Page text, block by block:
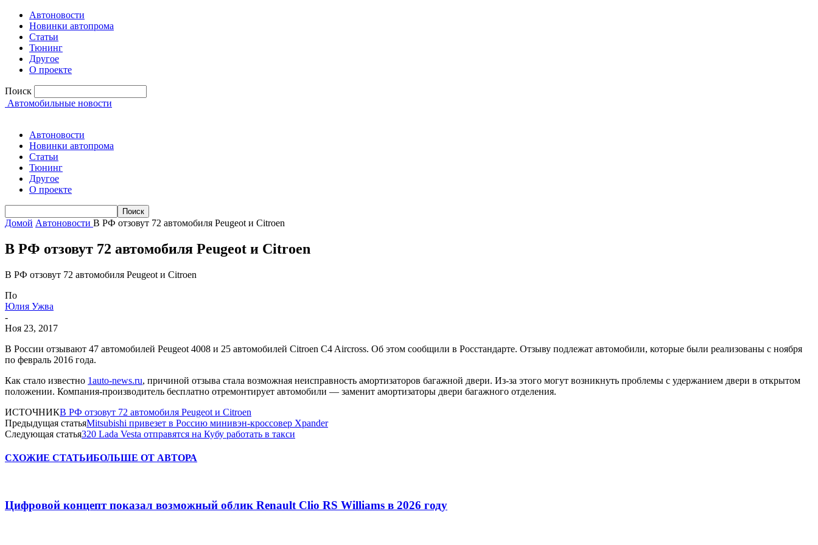
Автоновости
Новинки автопрома
Статьи
Тюнинг
Другое
О проекте
Поиск
Автомобильные новости
Автоновости
Новинки автопрома
Статьи
Тюнинг
Другое
О проекте
Домой Автоновости В РФ отзовут 72 автомобиля Peugeot и Citroen
В РФ отзовут 72 автомобиля Peugeot и Citroen
В РФ отзовут 72 автомобиля Peugeot и Citroen
По
Юлия Ужва
-
Ноя 23, 2017
В России отзывают 47 автомобилей Peugeot 4008 и 25 автомобилей Citroen C4 Aircross. Об этом сообщили в Росстандарте. Отзыву подлежат автомобили, которые были реализованы с ноября
по февраль 2016 года.
Как стало известно 1auto-news.ru, причиной отзыва стала возможная неисправность амортизаторов багажной двери. Из-за этого могут возникнуть проблемы с удержанием двери в открытом
положении. Компания-производитель бесплатно отремонтирует автомобили — заменит амортизаторы двери багажного отделения.
ИСТОЧНИКВ РФ отзовут 72 автомобиля Peugeot и Citroen
Предыдущая статьяMitsubishi привезет в Россию минивэн-кроссовер Xpander
Следующая статья320 Lada Vesta отправятся на Кубу работать в такси
СХОЖИЕ СТАТЬИБОЛЬШЕ ОТ АВТОРА
Цифровой концепт показал возможный облик Renault Clio RS Williams в 2026 году